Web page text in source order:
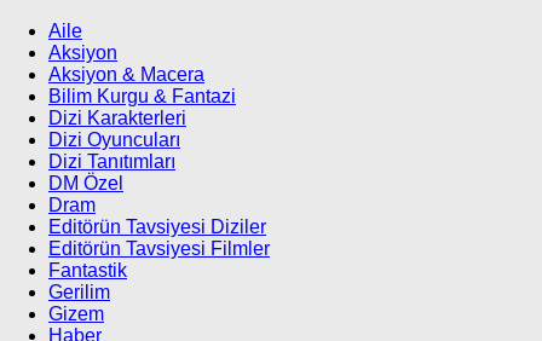
Aile
Aksiyon
Aksiyon & Macera
Bilim Kurgu & Fantazi
Dizi Karakterleri
Dizi Oyuncuları
Dizi Tanıtımları
DM Özel
Dram
Editörün Tavsiyesi Diziler
Editörün Tavsiyesi Filmler
Fantastik
Gerilim
Gizem
Haber